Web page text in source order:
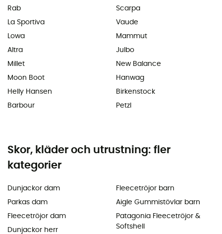
Rab
La Sportiva
Lowa
Altra
Millet
Moon Boot
Helly Hansen
Barbour
Scarpa
Vaude
Mammut
Julbo
New Balance
Hanwag
Birkenstock
Petzl
Skor, kläder och utrustning: fler
kategorier
Dunjackor dam
Parkas dam
Fleecetröjor dam
Dunjackor herr
Fleecetröjor barn
Aigle Gummistövlar barn
Patagonia Fleecetröjor &
Softshell